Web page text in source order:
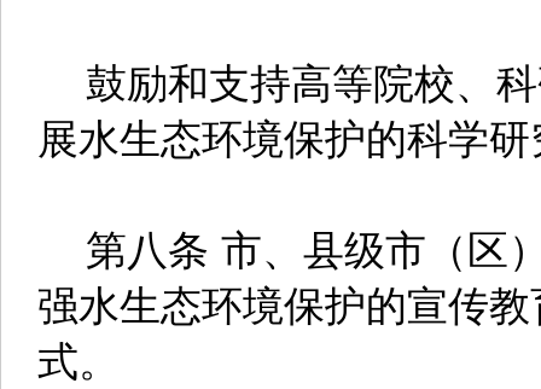
鼓励和支持高等院校、
展水生态环境保护的科学
第八条 市、县级市（区
强水生态环境保护的宣传
式。